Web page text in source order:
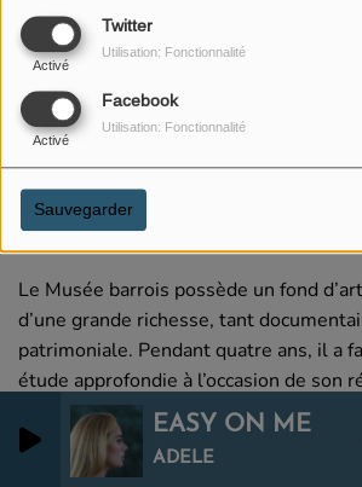
Twitter
Activé
Utilisation: Fonctionnalité
Facebook
Activé
Utilisation: Fonctionnalité
Sauvegarder
EASY ON ME
ADELE
0
20 FÉVRIER 2020
ÉCOUTER LE PODCAST
Le Musée barrois possède un fond
d’une grande richesse, tant
patrimoniale. Pendant quatre ans, il a
étude approfondie à l’occasion de son